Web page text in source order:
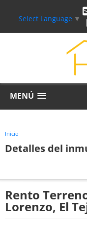
Select Language ▼
MENÚ
Inicio
Detalles del
Rento
Lorenzo, El